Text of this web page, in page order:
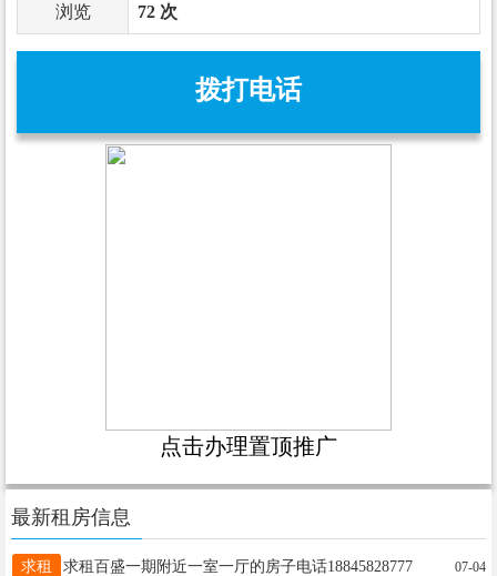
浏览 72 次
拨打电话
点击办理置顶推广
最新租房信息
求租 求租百盛一期附近一室一厅的房子电话18845828777 07-04